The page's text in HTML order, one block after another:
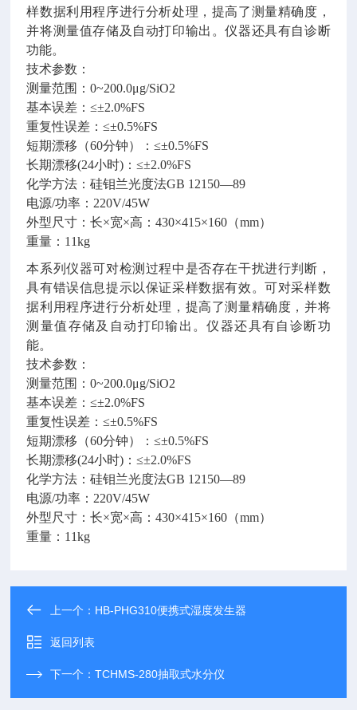
样数据利用程序进行分析处理，提高了测量精确度，
并将测量值存储及自动打印输出。仪器还具有自诊断
功能。
技术参数：
测量范围：0~200.0μg/SiO2
基本误差：≤±2.0%FS
重复性误差：≤±0.5%FS
短期漂移（60分钟）：≤±0.5%FS
长期漂移(24小时)：≤±2.0%FS
化学方法：硅钼兰光度法GB 12150—89
电源/功率：220V/45W
外型尺寸：长×宽×高：430×415×160（mm）
重量：11kg
本系列仪器可对检测过程中是否存在干扰进行判断，
具有错误信息提示以保证采样数据有效。可对采样数
据利用程序进行分析处理，提高了测量精确度，并将
测量值存储及自动打印输出。仪器还具有自诊断功
能。
技术参数：
测量范围：0~200.0μg/SiO2
基本误差：≤±2.0%FS
重复性误差：≤±0.5%FS
短期漂移（60分钟）：≤±0.5%FS
长期漂移(24小时)：≤±2.0%FS
化学方法：硅钼兰光度法GB 12150—89
电源/功率：220V/45W
外型尺寸：长×宽×高：430×415×160（mm）
重量：11kg
上一个： HB-PHG310便携式湿度发生器
返回列表
下一个：TCHMS-280抽取式水分仪